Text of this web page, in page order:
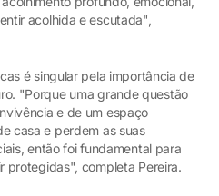
acolhida e escutada",
é singular pela importância de
"Porque uma grande questão
e de um espaço
casa e perdem as suas
então foi fundamental para
protegidas", completa Pereira.